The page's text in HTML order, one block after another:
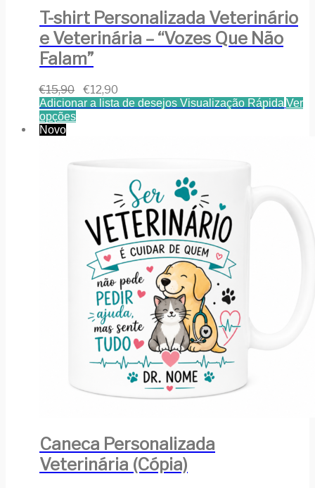
T-shirt Personalizada Veterinário
e Veterinária – “Vozes Que Não
Falam”
€15,90 €12,90
Adicionar a lista de desejos Visualização Rápida Ver
opções
Novo
Caneca Personalizada
Veterinária (Cópia)